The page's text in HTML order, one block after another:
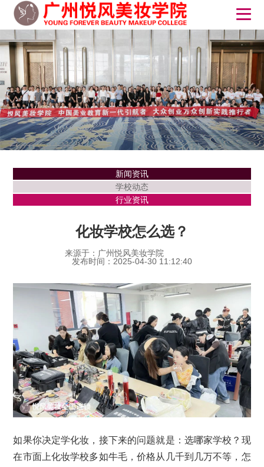
新闻资讯
学校动态
行业资讯
化妆学校怎么选？
来源于：广州悦风美妆学院
发布时间：2025-04-30 11:12:40
如果你决定学化妆，接下来的问题就是：选哪家学校？现
在市面上化妆学校多如牛毛，价格从几千到几万不等，怎